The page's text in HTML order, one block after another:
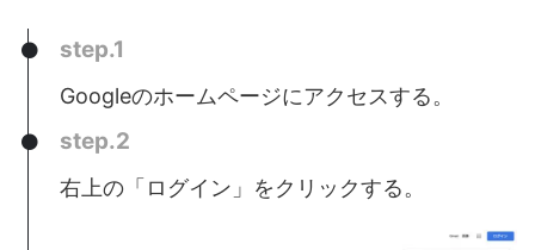
step.1
Googleのホームページにアクセスする。
step.2
右上の「ログイン」をクリックする。